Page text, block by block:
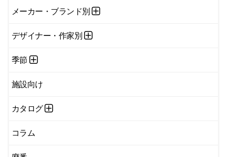
メーカー・ブランド別
デザイナー・作家別
季節
施設向け
カタログ
コラム